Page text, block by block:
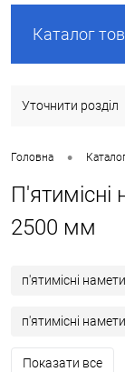
Каталог
Уточнити розділ
Головна •
П'ятимісні
2500 мм
п'ятимісні намети
п'ятимісні
Показати все